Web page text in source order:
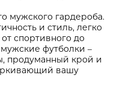
мужского гардероба.
и стиль, легко
спортивного до
футболки –
продуманный крой и
вашу